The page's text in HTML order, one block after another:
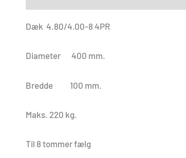
Dæk 4.80/4.00-8 4PR
Diameter 400 mm.
Bredde 100 mm.
Maks. 220 kg.
Til 8 tommer fælg